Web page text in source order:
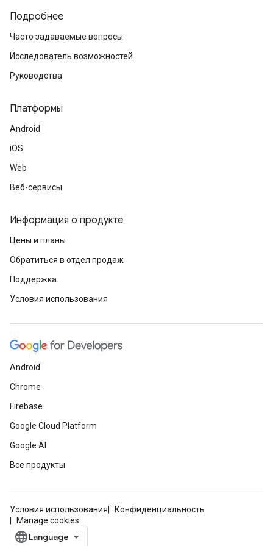
Подробнее
Часто задаваемые вопросы
Исследователь возможностей
Руководства
Платформы
Android
iOS
Web
Веб-сервисы
Информация о продукте
Цены и планы
Обратиться в отдел продаж
Поддержка
Условия использования
Android
Chrome
Firebase
Google Cloud Platform
Google AI
Все продукты
Условия использования
Конфиденциальность
Manage cookies